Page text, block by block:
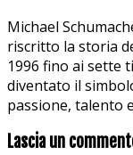
Michael
riscritto la storia
1996 fino ai sette
diventato il
passione, talento
Lascia un